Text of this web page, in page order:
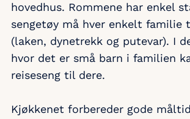
hovedhus. Rommene har enkel
sengetøy må hver enkelt familie
(laken, dynetrekk og putevar). I
hvor det er små barn i familien
reiseseng til dere.
Kjøkkenet forbereder gode